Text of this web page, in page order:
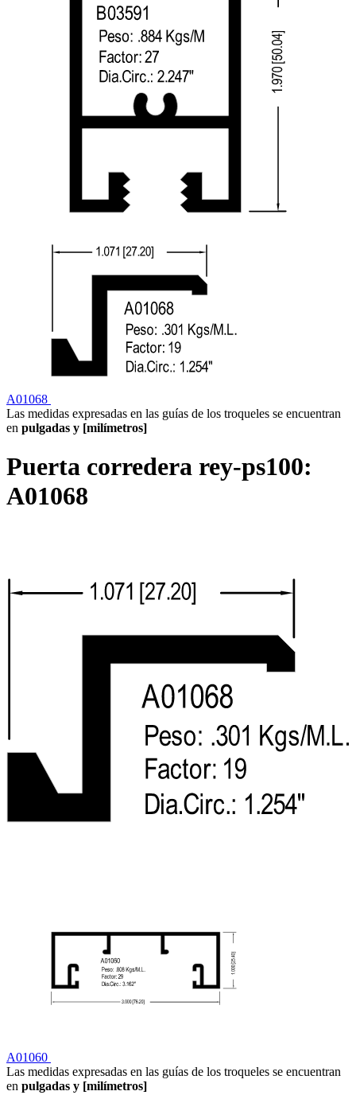
A01068
Las medidas expresadas en las guías de los troqueles se encuentran
en pulgadas y [milímetros]
Puerta corredera rey-ps100:
A01068
A01060
Las medidas expresadas en las guías de los troqueles se encuentran
en pulgadas y [milímetros]